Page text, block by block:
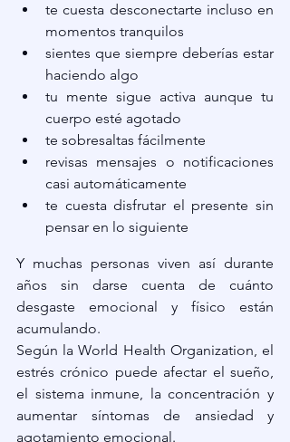
te cuesta desconectarte incluso en
momentos tranquilos
sientes que siempre deberías estar
haciendo algo
tu mente sigue activa aunque tu
cuerpo esté agotado
te sobresaltas fácilmente
revisas mensajes o notificaciones
casi automáticamente
te cuesta disfrutar el presente sin
pensar en lo siguiente
Y muchas personas viven así durante
años sin darse cuenta de cuánto
desgaste emocional y físico están
acumulando.
Según la World Health Organization, el
estrés crónico puede afectar el sueño,
el sistema inmune, la concentración y
aumentar síntomas de ansiedad y
agotamiento emocional.